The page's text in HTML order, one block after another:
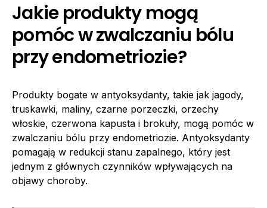
Jakie produkty mogą
pomóc w zwalczaniu bólu
przy endometriozie?
Produkty bogate w antyoksydanty, takie jak jagody,
truskawki, maliny, czarne porzeczki, orzechy
włoskie, czerwona kapusta i brokuły, mogą pomóc w
zwalczaniu bólu przy endometriozie. Antyoksydanty
pomagają w redukcji stanu zapalnego, który jest
jednym z głównych czynników wpływających na
objawy choroby.